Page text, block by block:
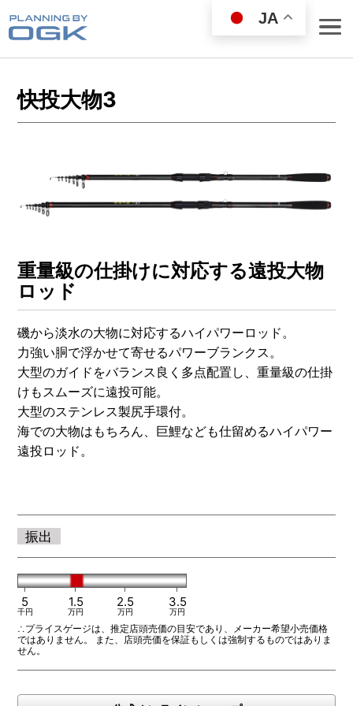
REEL
WEAR GOODS
LANDING NET
FISHING GOODS
FISHING SET
LURE
OTHERS
NURSING CARE
全ての商品を見る
快投大物3
重量級の仕掛けに対応する遠投大物
ロッド
磯から淡水の大物に対応するハイパワーロッド。
力強い胴で浮かせて寄せるパワーブランクス。
大型のガイドをバランス良く多点配置し、重量級の仕掛
けもスムーズに遠投可能。
大型のステンレス製尻手環付。
海での大物はもちろん、巨鯉なども仕留めるハイパワー
遠投ロッド。
振出
5
千円
1.5
万円
2.5
万円
3.5
万円
∴プライスゲージは、推定店頭売価の目安であり、メーカー希望小売価格
ではありません。 また、店頭売価を保証もしくは強制するものではありま
せん。
JA